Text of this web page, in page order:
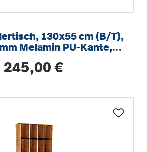
130x55 cm (B/T),
Melamin PU-Kante,
Regulärer Preis:
245,00 €